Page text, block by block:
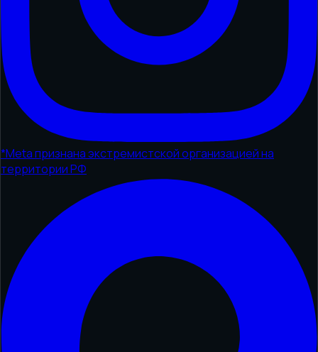
*Meta признана экстремистской организацией на
территории РФ